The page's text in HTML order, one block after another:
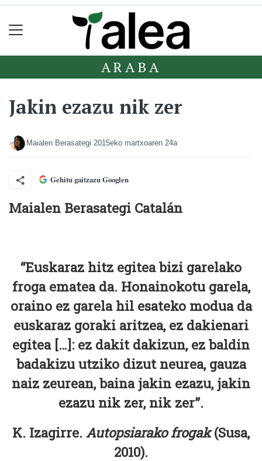
ARABA
Jakin ezazu nik zer
Maialen Berasategi 2015eko martxoaren 24a
Gehitu gaitzazu Googlen
Maialen Berasategi Catalán
“Euskaraz hitz egitea bizi garelako
froga ematea da. Honainokotu garela,
oraino ez garela hil esateko modua da
euskaraz goraki aritzea, ez dakienari
egitea […]: ez dakit dakizun, ez baldin
badakizu utziko dizut neurea, gauza
naiz zeurean, baina jakin ezazu, jakin
ezazu nik zer, nik zer”.
K. Izagirre. Autopsiarako frogak(Susa,
2010).